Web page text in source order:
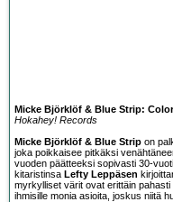
Micke Björklöf & Blue Strip:
Hokahey! Records
Micke Björklöf & Blue Strip on
joka poikkaisee pitkäksi
vuoden päätteeksi sopivasti 30-
kitaristinsa Lefty Leppäsen
myrkylliset värit ovat erittäin
ihmisille monia asioita, joskus niitä